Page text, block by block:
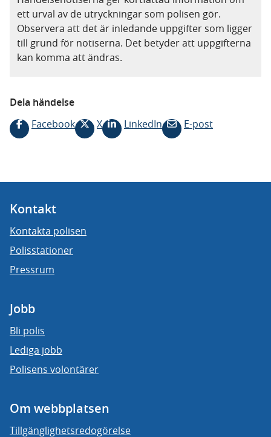
ett urval av de utryckningar som polisen gör.
Observera att det är inledande uppgifter som ligger
till grund för notiserna. Det betyder att uppgifterna
kan komma att ändras.
Dela händelse
Facebook
X LinkedIn E-post
Kontakt
Kontakta polisen
Polisstationer
Pressrum
Jobb
Bli polis
Lediga jobb
Polisens volontärer
Om webbplatsen
Tillgänglighetsredogörelse